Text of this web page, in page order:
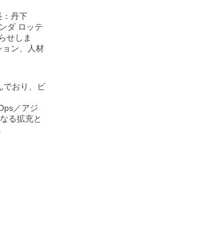
：丹下
ダ ロッテ
せしま
ョン、人材
でおり、ビ
／アジ
る拡充と